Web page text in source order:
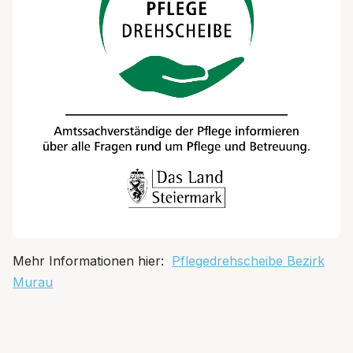
Mehr Informationen hier: Pflegedrehscheibe Bezirk
Murau